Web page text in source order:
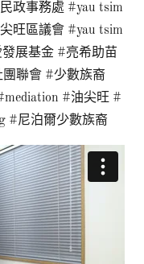
政事務處 #yau tsim
旺區議會 #yau tsim
展基金 #亮希助苗
聯會 #少數族裔
#油尖旺 #
#尼泊爾少數族裔